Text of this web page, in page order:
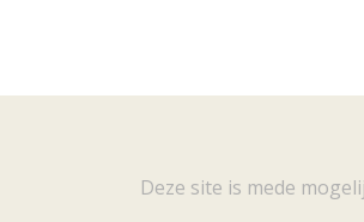
Deze site is mede